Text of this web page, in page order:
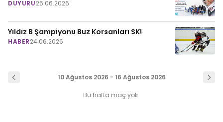
DUYURU25.06.2026
Yıldız B Şampiyonu Buz Korsanları SK!
HABER24.06.2026
10 Ağustos 2026 - 16 Ağustos 2026
Bu hafta maç yok